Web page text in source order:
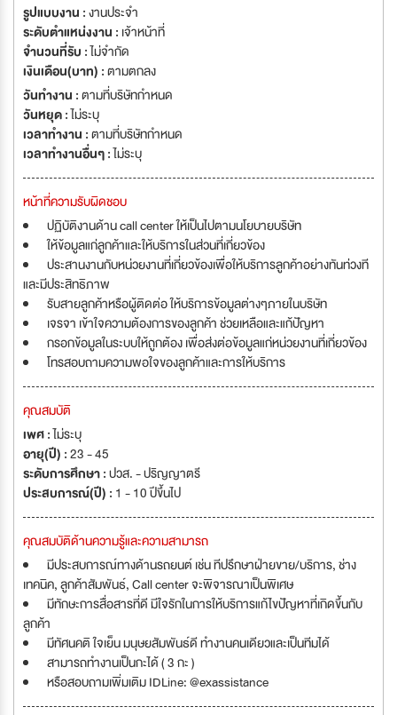
รูปแบบงาน :งานประจำ
ระดับตำแหน่งงาน : เจ้าหน้าที่
จำนวนที่รับ :ไม่จำกัด
เงินเดือน(บาท) :ตามตกลง
วันทำงาน :ตามที่บริษัทกำหนด
วันหยุด :ไม่ระบุ
เวลาทำงาน :ตามที่บริษัทกำหนด
เวลาทำงานอื่นๆ :ไม่ระบุ
หน้าที่ความรับผิดชอบ
ปฏิบัติงานด้าน call center ให้เป็นไปตามนโยบายบริษัท
ให้ข้อมูลแก่ลูกค้าและให้บริการในส่วนที่เกี่ยวข้อง
ประสานงานกับหน่วยงานที่เกี่ยวข้องเพื่อให้บริการลูกค้าอย่างทันท่วงที
และมีประสิทธิภาพ
รับสายลูกค้าหรือผู้ติดต่อ ให้บริการข้อมูลต่างๆภายในบริษัท
เจรจา เข้าใจความต้องการของลูกค้า ช่วยเหลือและแก้ปัญหา
กรอกข้อมูลในระบบให้ถูกต้อง เพื่อส่งต่อข้อมูลแก่หน่วยงานที่เกี่ยวข้อง
โทรสอบถามความพอใจของลูกค้าและการให้บริการ
คุณสมบัติ
เพศ :ไม่ระบุ
อายุ(ปี) :23 - 45
ระดับการศึกษา :ปวส. - ปริญญาตรี
ประสบการณ์(ปี) : 1 - 10 ปีขึ้นไป
คุณสมบัติด้านความรู้และความสามารถ
มีประสบการณ์ทางด้านรถยนต์ เช่น ทีปรึกษาฝ่ายขาย/บริการ, ช่าง
เทคนิค, ลูกค้าสัมพันธ์, Call center จะพิจารณาเป็นพิเศษ
มีทักษะการสื่อสารที่ดี มีใจรักในการให้บริการแก้ไขปัญหาที่เกิดขึ้นกับ
ลูกค้า
มีทัศนคติ ใจเย็น มนุษยสัมพันธ์ดี ทำงานคนเดียวและเป็นทีมได้
สามารถทำงานเป็นกะได้ ( 3 กะ )
หรือสอบถามเพิ่มเติม IDLine: @exassistance